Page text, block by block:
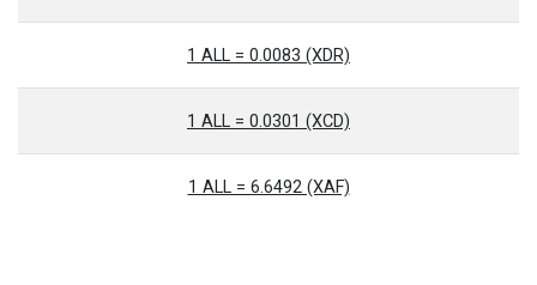
1 ALL = 0.0083 (XDR)
1 ALL = 0.0301 (XCD)
1 ALL = 6.6492 (XAF)